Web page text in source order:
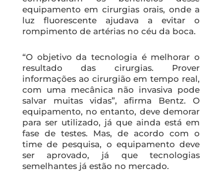
equipamento em cirurgias orais, onde a
luz fluorescente ajudava a evitar o
rompimento de artérias no céu da boca.
“O objetivo da tecnologia é melhorar o
resultado das cirurgias. Prover
informações ao cirurgião em tempo real,
com uma mecânica não invasiva pode
salvar muitas vidas”, afirma Bentz. O
equipamento, no entanto, deve demorar
para ser utilizado, já que ainda está em
fase de testes. Mas, de acordo com o
time de pesquisa, o equipamento deve
ser aprovado, já que tecnologias
semelhantes já estão no mercado.